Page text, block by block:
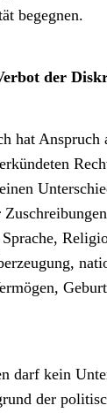
begegnen.
der
hat
darf kein
der